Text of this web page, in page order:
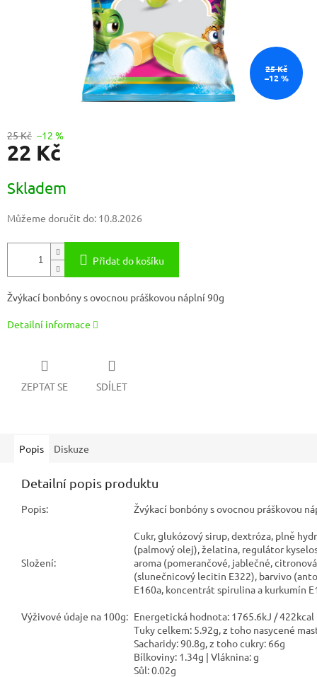
25 Kč
–12 %
25 Kč –12 %
22 Kč
cena:
Skladem
Můžeme doručit do: 10.8.2026
Přidat do košíku
Žvýkací bonbóny s ovocnou práškovou náplní 90g
Detailní informace
ZEPTAT SE SDÍLET
Popis Diskuze
Detailní popis produktu
Popis: Žvýkací bonbóny s ovocnou práškovou
Složení:
Cukr, glukózový sirup, dextróza, plně
(palmový olej), želatina, regulátor
aroma (pomerančové, jablečné,
(slunečnicový lecitin E322), barvivo
E160a, koncentrát spirulina a kurkumín
Výživové údaje na 100g: Energetická hodnota: 1765.6kJ / 422kcal
Tuky celkem: 5.92g, z toho nasycené
Sacharidy: 90.8g, z toho cukry: 66g
Bílkoviny: 1.34g | Vláknina: g
Sůl: 0.02g